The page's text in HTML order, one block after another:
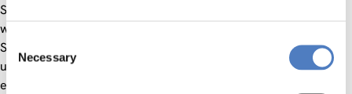
Consent
Selection
Necessary
Studierenden eingeschrieben sind. Im Rahmen des Projekts
werden Hunderten von behinderten und älteren
Studierenden adaptierte Inhalte, Lernanleitungen und
unterstützung zugänglich gemacht. Zum Beispiel wird,
entsprechend seinem Profil und seinen speziellen